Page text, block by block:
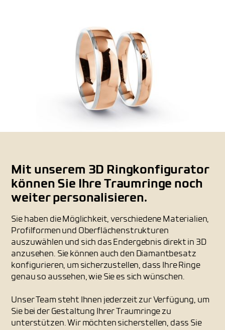
Mit unserem 3D Ringkonfigurator
können Sie Ihre Traumringe noch
weiter personalisieren.
Sie haben die Möglichkeit, verschiedene Materialien,
Profilformen und Oberflächenstrukturen
auszuwählen und sich das Endergebnis direkt in 3D
anzusehen. Sie können auch den Diamantbesatz
konfigurieren, um sicherzustellen, dass Ihre Ringe
genau so aussehen, wie Sie es sich wünschen.
Unser Team steht Ihnen jederzeit zur Verfügung, um
Sie bei der Gestaltung Ihrer Traumringe zu
unterstützen. Wir möchten sicherstellen, dass Sie